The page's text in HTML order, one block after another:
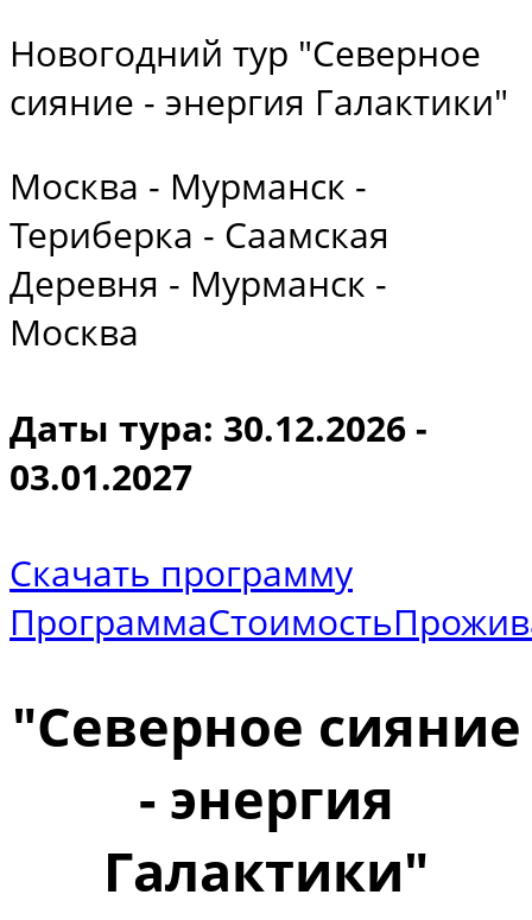
Новогодний тур "Северное
сияние - энергия Галактики"
Москва - Мурманск -
Териберка - Саамская
Деревня - Мурманск -
Москва
Даты тура: 30.12.2026 -
03.01.2027
Скачать программу
ПрограммаСтоимость
"Северное сияние
- энергия
Галактики"